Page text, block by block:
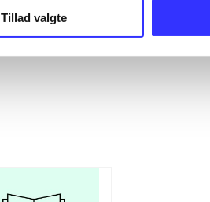
Tillad valgte